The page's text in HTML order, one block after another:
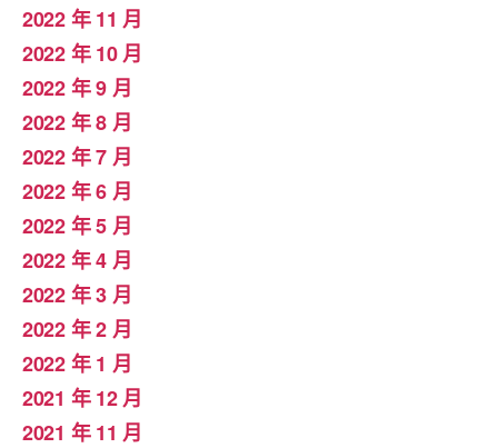
2022 年 11 月
2022 年 10 月
2022 年 9 月
2022 年 8 月
2022 年 7 月
2022 年 6 月
2022 年 5 月
2022 年 4 月
2022 年 3 月
2022 年 2 月
2022 年 1 月
2021 年 12 月
2021 年 11 月